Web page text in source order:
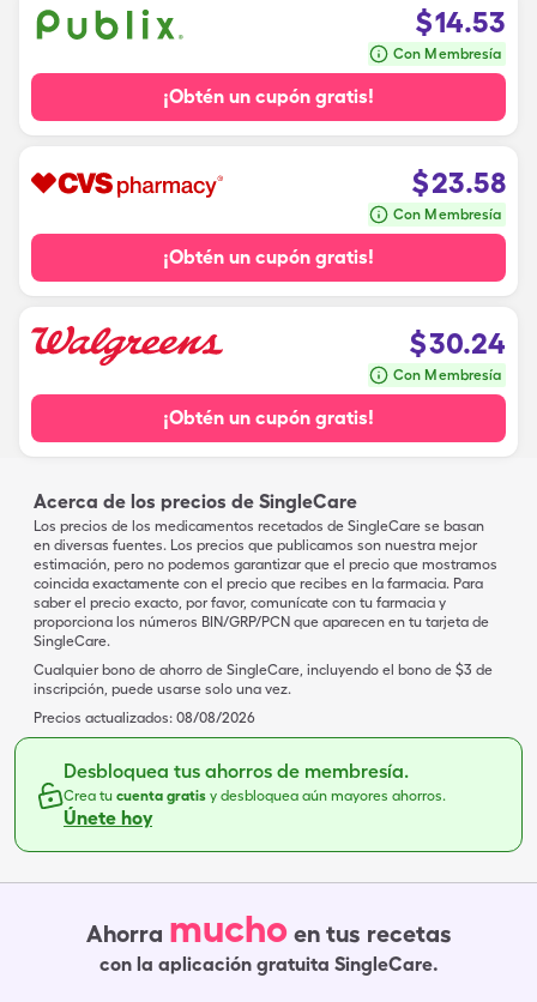
$14.53
Con Membresía
¡Obtén un cupón gratis!
$23.58
Con Membresía
¡Obtén un cupón gratis!
$30.24
Con Membresía
¡Obtén un cupón gratis!
Acerca de los precios de SingleCare
Los precios de los medicamentos recetados de SingleCare se basan
en diversas fuentes. Los precios que publicamos son nuestra mejor
estimación, pero no podemos garantizar que el precio que mostramos
coincida exactamente con el precio que recibes en la farmacia. Para
saber el precio exacto, por favor, comunícate con tu farmacia y
proporciona los números BIN/GRP/PCN que aparecen en tu tarjeta de
SingleCare.
Cualquier bono de ahorro de SingleCare, incluyendo el bono de $3 de
inscripción, puede usarse solo una vez.
Precios actualizados: 08/08/2026
Desbloquea tus ahorros de membresía.
Crea tu cuenta gratis y desbloquea aún mayores ahorros.
Únete hoy
Ahorra mucho en tus recetas
con la aplicación gratuita SingleCare.